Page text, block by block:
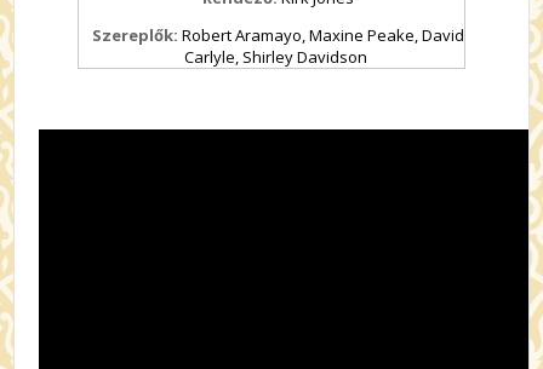
Szereplők: Robert Aramayo, Maxine Peake, David
Carlyle, Shirley Davidson